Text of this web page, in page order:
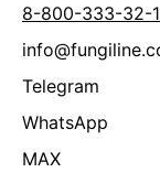
Защита
Зверобой
8-800-333-32-
Telegram
WhatsApp
MAX